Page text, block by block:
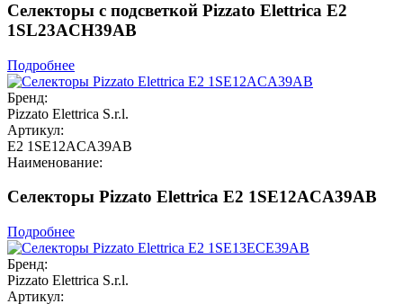
Селекторы с подсветкой Pizzato Elettrica E2
1SL23ACH39AB
Подробнее
Бренд:
Pizzato Elettrica S.r.l.
Артикул:
E2 1SE12ACA39AB
Наименование:
Селекторы Pizzato Elettrica E2 1SE12ACA39AB
Подробнее
Бренд:
Pizzato Elettrica S.r.l.
Артикул: